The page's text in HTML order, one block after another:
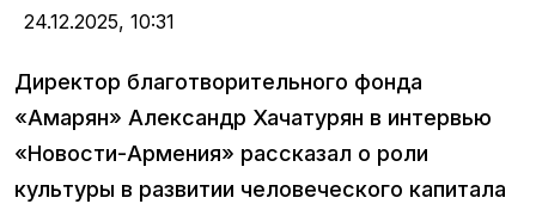
24.12.2025, 10:31
Директор благотворительного фонда
«Амарян» Александр Хачатурян в интервью
«Новости-Армения» рассказал о роли
культуры в развитии человеческого капитала